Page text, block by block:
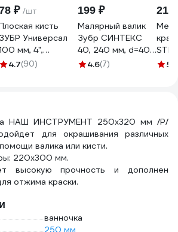
₽ /шт
кисть
ЗУБР Универсал
мм, 4",
светлая
4.7(90)
199 ₽
Малярный валик
Зубр СИНТЕКС
40, 240 мм, d=40
мм, ворс 18 мм,
4.6(7)
210
5
НАШ ИНСТРУМЕНТ 250х320 мм /Р/
для окрашивания различных
валика или кисти.
220х300 мм.
высокую прочность и дополнен
отжима краски.
ванночка
250 мм